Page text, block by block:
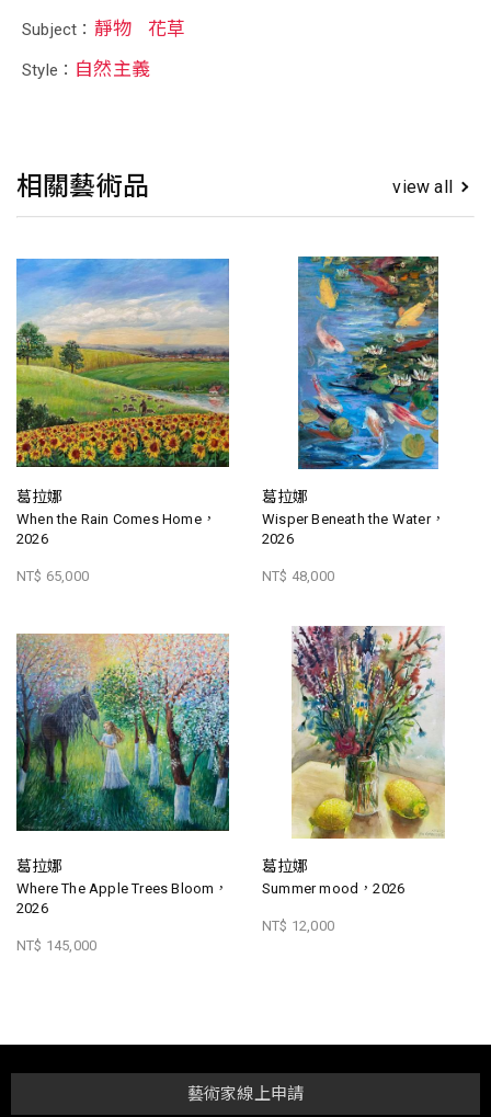
Subject： 靜物 花草
Style： 自然主義
相關藝術品 view all
葛拉娜
When the Rain Comes Home，
2026
NT$ 65,000
葛拉娜
Wisper Beneath the Water，
2026
NT$ 48,000
葛拉娜
Where The Apple Trees Bloom，
2026
NT$ 145,000
葛拉娜
Summer mood，2026
NT$ 12,000
藝術家線上申請